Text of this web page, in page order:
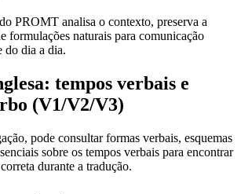
PROMT analisa o contexto, preserva a
formulações naturais para comunicação
do dia a dia.
tempos verbais e
(V1/V2/V3)
pode consultar formas verbais, esquemas
sobre os tempos verbais para encontrar
durante a tradução.